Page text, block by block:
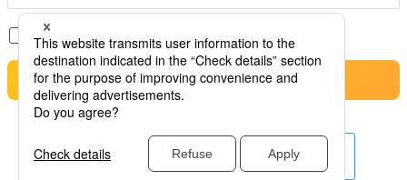
Penerbangan Terus Sahaja *Tiada pemindahan
Cari
syarikat penerbangan lain di sini.